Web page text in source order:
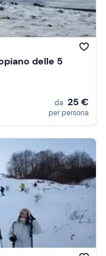
delle 5
da 25 €
per persona